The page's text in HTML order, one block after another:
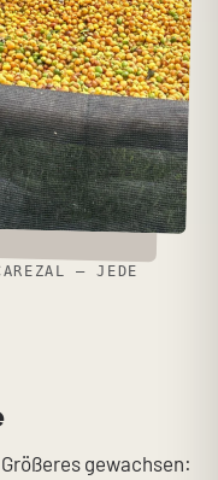
– JEDE
gewachsen: